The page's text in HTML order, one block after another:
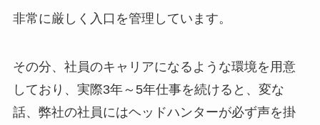
非常に厳しく入口を管理しています。
その分、社員のキャリアになるような環境を用意
しており、実際3年～5年仕事を続けると、変な
話、弊社の社員にはヘッドハンターが必ず声を掛